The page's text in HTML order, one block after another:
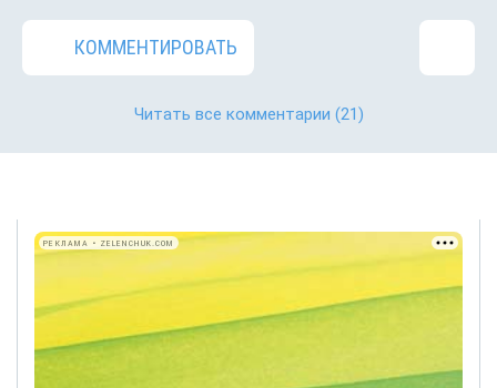
КОММЕНТИРОВАТЬ
Читать все комментарии (21)
РЕКЛАМА • ZELENCHUK.COM